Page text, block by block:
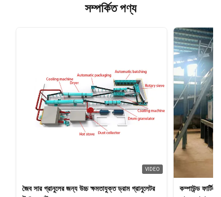
সম্পর্কিত পণ্য
VIDEO
জৈব সার গ্রানুলের জন্য উচ্চ ক্ষমতাযুক্ত ড্রাম গ্রানুলেটর
কম্পাউন্ড